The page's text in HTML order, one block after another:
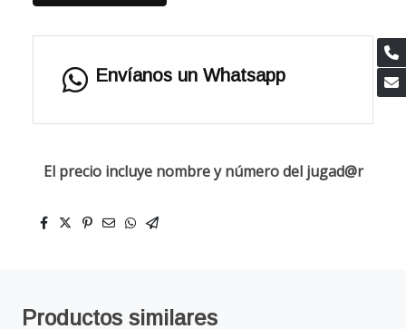
Envíanos un Whatsapp
El precio incluye nombre y número del jugad@r
Productos similares